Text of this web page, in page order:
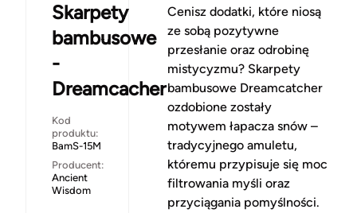
Skarpety
bambusowe
-
Dreamcacher
Kod
produktu:
BamS-15M
Producent:
Ancient
Wisdom
Cenisz dodatki, które niosą
ze sobą pozytywne
przesłanie oraz odrobinę
mistycyzmu? Skarpety
bambusowe Dreamcatcher
ozdobione zostały
motywem łapacza snów –
tradycyjnego amuletu,
któremu przypisuje się moc
filtrowania myśli oraz
przyciągania pomyślności.